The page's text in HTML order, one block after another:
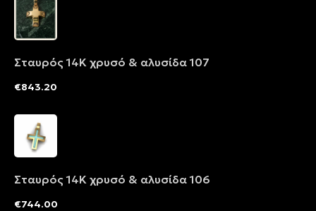
Σταυρός 14Κ χρυσό & αλυσίδα 107
€843.20
Σταυρός 14Κ χρυσό & αλυσίδα 106
€744.00